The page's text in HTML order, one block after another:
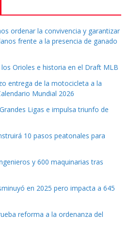
ordenar la convivencia y garantizar
frente a la presencia de ganado
Orioles e historia en el Draft MLB
entrega de la motocicleta a la
Mundial 2026
Ligas e impulsa triunfo de
10 pasos peatonales para
y 600 maquinarias tras
en 2025 pero impacta a 645
reforma a la ordenanza del